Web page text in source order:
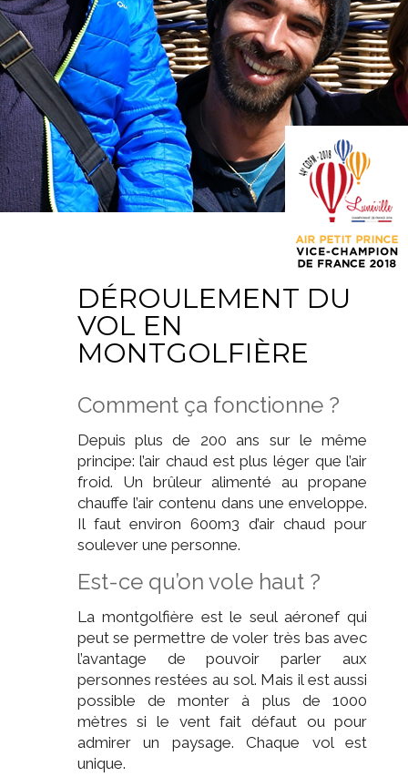
DÉROULEMENT DU
VOL EN
MONTGOLFIÈRE
Comment ça fonctionne ?
Depuis plus de 200 ans sur le même
principe: l’air chaud est plus léger que l’air
froid. Un brûleur alimenté au propane
chauffe l’air contenu dans une enveloppe.
Il faut environ 600m3 d’air chaud pour
soulever une personne.
Est-ce qu’on vole haut ?
La montgolfière est le seul aéronef qui
peut se permettre de voler très bas avec
l’avantage de pouvoir parler aux
personnes restées au sol. Mais il est aussi
possible de monter à plus de 1000
mètres si le vent fait défaut ou pour
admirer un paysage. Chaque vol est
unique.